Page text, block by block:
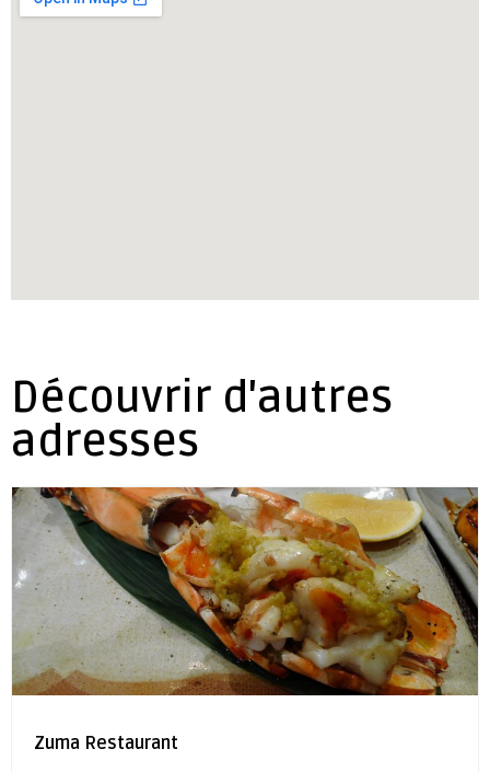
Découvrir d'autres
adresses
Zuma Restaurant